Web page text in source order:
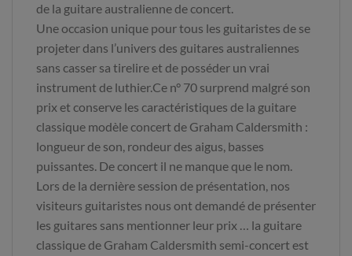
de la guitare australienne de concert.
Une occasion unique pour tous les guitaristes de se
projeter dans l’univers des guitares australiennes
sans casser sa tirelire et de posséder un vrai
instrument de luthier.Ce n° 70 surprend malgré son
prix et conserve les caractéristiques de la guitare
classique modèle concert de Graham Caldersmith :
longueur de son, rondeur des aigus, basses
puissantes. De concert il ne manque que le nom.
Lors de la dernière session de présentation, nos
visiteurs guitaristes nous ont demandé de présenter
les guitares sans mentionner leur prix … la guitare
classique de Graham Caldersmith semi-concert est